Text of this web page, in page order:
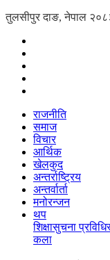
तुलसीपुर दाङ, नेपाल
राजनीति
समाज
विचार
आर्थिक
खेलकुद
अन्तर्राष्ट्रिय
अन्तर्वार्ता
मनोरन्जन
थप
शिक्षासुचना प्रविधि
कला